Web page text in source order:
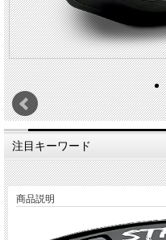
注目キーワード
商品説明